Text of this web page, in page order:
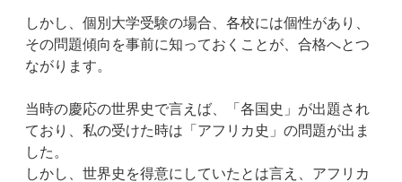
しかし、個別大学受験の場合、各校には個性があり、
その問題傾向を事前に知っておくことが、合格へとつ
ながります。
当時の慶応の世界史で言えば、「各国史」が出題され
ており、私の受けた時は「アフリカ史」の問題が出ま
した。
しかし、世界史を得意にしていたとは言え、アフリカ